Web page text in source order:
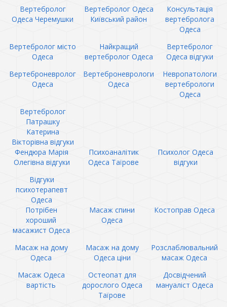
Вертебролог
Одеса Черемушки
Вертебролог Одеса
Київський район
Консультація
вертебролога
Одеса
Вертебролог місто
Одеса
Найкращий
вертебролог Одеса
Вертебролог
Одеса відгуки
Вертеброневролог
Одеса
Вертеброневрологи
Одеса
Невропатологи
вертебрологи
Одеса
Вертебролог
Патрашку
Катерина
Вікторівна відгуки
Фендюра Марія
Олегівна відгуки
Психоаналітик
Одеса Таїрове
Психолог Одеса
відгуки
Відгуки
психотерапевт
Одеса
Потрібен
хороший
масажист Одеса
Масаж спини
Одеса
Костоправ Одеса
Масаж на дому
Одеса
Масаж на дому
Одеса ціни
Розслаблювальний
масаж Одеса
Масаж Одеса
вартість
Остеопат для
дорослого Одеса
Таїрове
Досвідчений
мануаліст Одеса